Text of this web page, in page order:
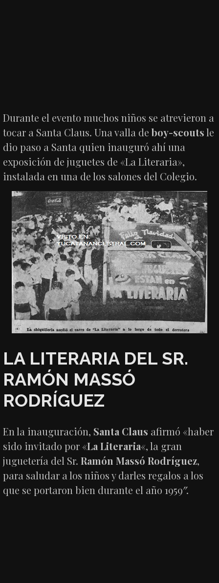
Durante el evento muchos niños se atrevieron a
tocar a Santa Claus. Una valla deboy-scoutsle
dio paso a Santa quien inauguró ahí una
exposición de juguetes de «La Literaria»,
instalada en una de los salones del Colegio.
LA LITERARIA DEL SR.
RAMÓN MASSÓ
RODRÍGUEZ
En la inauguración, Santa Claus afirmó «haber
sido invitado por «La Literaria«, la gran
juguetería del Sr.Ramón Massó Rodríguez,
para saludar a los niños y darles regalos a los
que se portaron bien durante el año 1959″.